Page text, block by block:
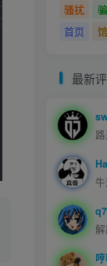
骚扰
首页
最新